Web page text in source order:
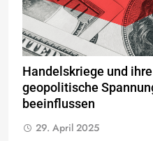
Handelskriege und
geopolitische
beeinflussen
29. April 2025